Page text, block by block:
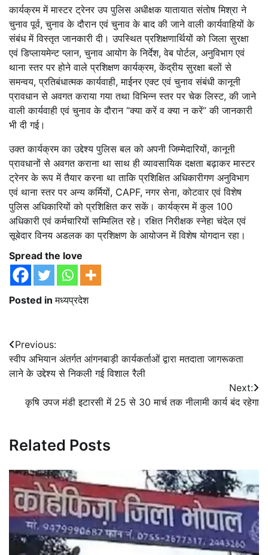
कार्यक्रम में मास्टर ट्रेनर उप पुलिस अधीक्षक यातायात संतोष मिश्रा ने
चुनाव पूर्व, चुनाव के दौरान एवं चुनाव के बाद की जाने वाली कार्यवाहियों के
संबंध में विस्तृत जानकारी दी। उपस्थित प्रशिक्षणार्थियों को जिला सुरक्षा
एवं डिप्लायमेन्ट प्लान, चुनाव आयोग के निर्देश, वेब पोर्टल, अनुविभाग एवं
थाना स्तर पर होने वाले प्रशिक्षण कार्यक्रम, केंद्रीय सुरक्षा बलों से
समन्वय, प्रतिबंधात्मक कार्यवाही, माईनर एक्ट एवं चुनाव संबंधी कानूनी
प्रावधान से अवगत कराया गया तथा विभिन्न स्तर पर चेक लिस्ट, की जाने
वाली कार्यवाही एवं चुनाव के दौरान “क्या करें व क्या न करें” की जानकारी
भी दी गई।
उक्त कार्यक्रम का उद्देश्य पुलिस बल को अपनी जिम्मेदारियों, कानूनी
प्रावधानों से अवगत कराना था साथ ही व्यावसायिक दक्षता बढ़ाकर मास्टर
ट्रेनर के रूप में तैयार करना था ताकि प्रशिक्षित अधिकारीगण अनुविभाग
एवं थाना स्तर पर अन्य कर्मियों, CAPF, नगर सेना, कोटवार एवं विशेष
पुलिस अधिकारियों को प्रशिक्षित कर सकें। कार्यक्रम में कुल 100
अधिकारी एवं कर्मचारियों सम्मिलित रहे। रक्षित निरीक्षक स्नेहा चंदेल एवं
सूबेदार विनय अडलक का प्रशिक्षण के आयोजन में विशेष योगदान रहा।
Spread the love
Posted inमध्यप्रदेश
Post
navigation
Previous:
स्वीप अभियान अंतर्गत आंगनबाड़ी कार्यकर्ताओं द्वारा मतदाता जागरूकता
लाने के उद्देश्य से निकली गई विशाल रैली
Next:
कृषि उपज मंडी इटारसी में 25 से 30 मार्च तक नीलामी कार्य बंद रहेगा
Related Posts